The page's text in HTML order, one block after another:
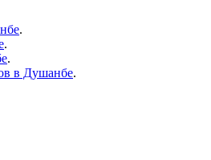
.
.
.
в Душанбе.